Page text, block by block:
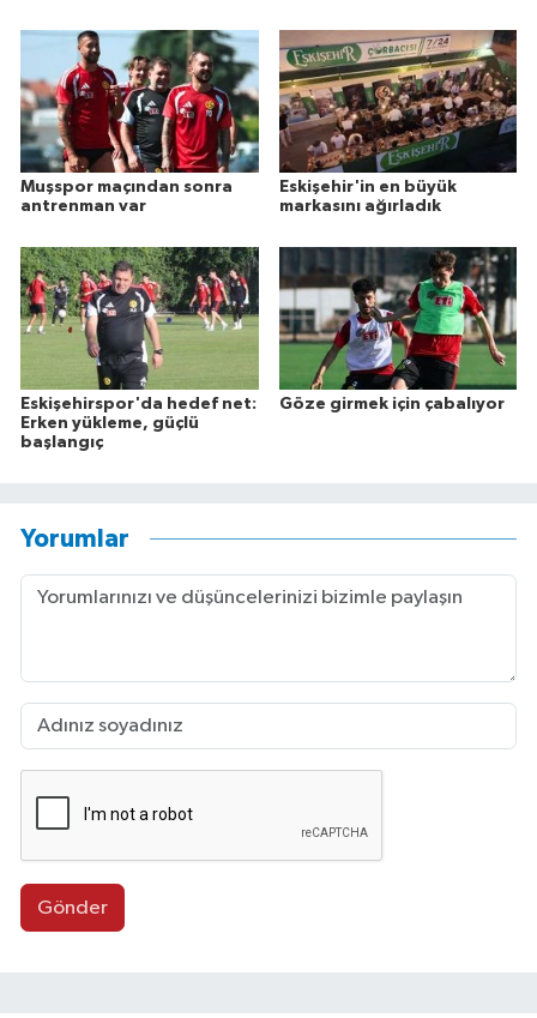
Muşspor maçından sonra
antrenman var
Eskişehir'in en büyük
markasını ağırladık
Eskişehirspor'da hedef net:
Erken yükleme, güçlü
başlangıç
Göze girmek için çabalıyor
Yorumlar
Gönder